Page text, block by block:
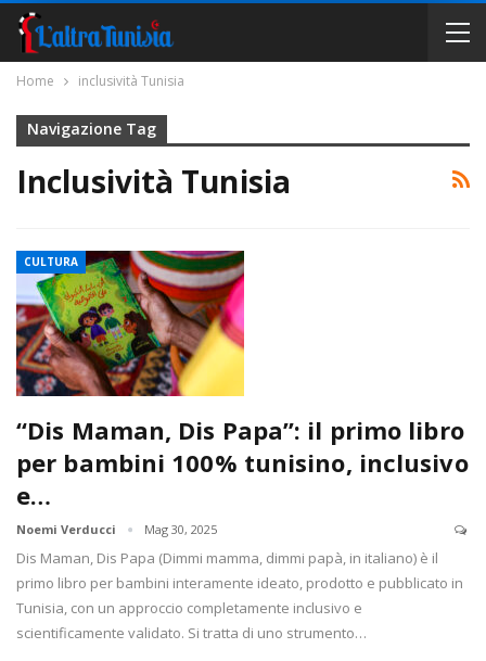
Home inclusività Tunisia
Navigazione Tag
Inclusività Tunisia
CULTURA
“Dis Maman, Dis Papa”: il primo libro
per bambini 100% tunisino, inclusivo
e…
Noemi Verducci Mag 30, 2025
Dis Maman, Dis Papa (Dimmi mamma, dimmi papà, in italiano) è il
primo libro per bambini interamente ideato, prodotto e pubblicato in
Tunisia, con un approccio completamente inclusivo e
scientificamente validato. Si tratta di uno strumento…